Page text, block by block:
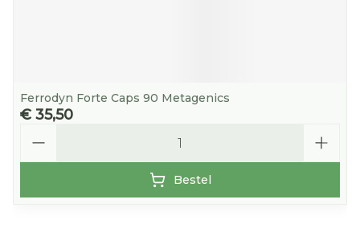
Ferrodyn Forte Caps 90 Metagenics
€ 35,50
Bestel